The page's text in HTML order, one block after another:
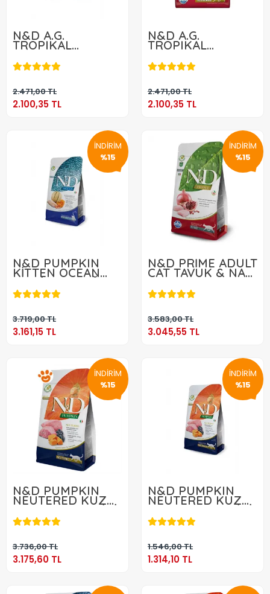
N&D A.G.
TROPIKAL
NEUTERED LAMB
5 KG
2.471,00 TL
2.100,35 TL
2.100,35 TL
N&D A.G.
TROPIKAL
NEUTERED
CHICKEN 5 KG
2.471,00 TL
2.100,35 TL
2.100,35 TL
İNDİRİM
%15
N&D PUMPKIN
KİTTEN OCEAN
MORİNA BALIĞI
BALKABAĞI
KARİDES KAVUN
3.719,00 TL
3.161,15 TL
3.161,15 TL
İNDİRİM
%15
N&D PRİME ADULT
CAT TAVUK & NAR
5 KG
3.583,00 TL
3.045,55 TL
3.045,55 TL
İNDİRİM
%15
N&D PUMPKIN
NEUTERED KUZU
& YABAN MERSİNİ
5 KG
3.736,00 TL
3.175,60 TL
3.175,60 TL
İNDİRİM
%15
N&D PUMPKIN
NEUTERED KUZU
& YABAN MERSİNİ
1,5 KG
1.546,00 TL
1.314,10 TL
1.314,10 TL